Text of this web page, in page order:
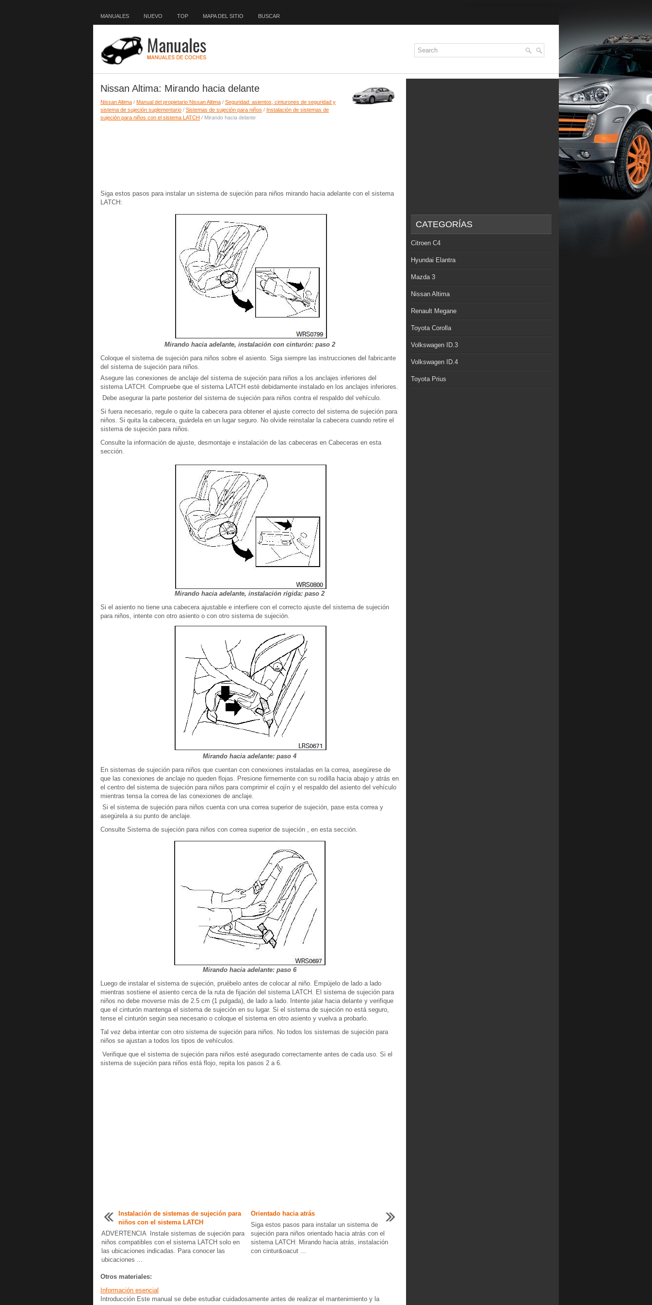
MANUALES NUEVO TOP MAPA DEL SITIO BUSCAR
Nissan Altima: Mirando hacia delante
Nissan Altima / Manual del propietario Nissan Altima / Seguridad: asientos, cinturones de seguridad y
sistema de sujeción suplementario / Sistemas de sujeción para niños / Instalación de sistemas de
sujeción para niños con el sistema LATCH / Mirando hacia delante
Siga estos pasos para instalar un sistema de sujeción para niños mirando hacia adelante con el sistema
LATCH:
Mirando hacia adelante, instalación con cinturón: paso 2
Coloque el sistema de sujeción para niños sobre el asiento. Siga siempre las instrucciones del fabricante
del sistema de sujeción para niños.
Asegure las conexiones de anclaje del sistema de sujeción para niños a los anclajes inferiores del
sistema LATCH. Compruebe que el sistema LATCH esté debidamente instalado en los anclajes inferiores.
Debe asegurar la parte posterior del sistema de sujeción para niños contra el respaldo del vehículo.
Si fuera necesario, regule o quite la cabecera para obtener el ajuste correcto del sistema de sujeción para
niños. Si quita la cabecera, guárdela en un lugar seguro. No olvide reinstalar la cabecera cuando retire el
sistema de sujeción para niños.
Consulte la información de ajuste, desmontaje e instalación de las cabeceras en Cabeceras en esta
sección.
Mirando hacia adelante, instalación rígida: paso 2
Si el asiento no tiene una cabecera ajustable e interfiere con el correcto ajuste del sistema de sujeción
para niños, intente con otro asiento o con otro sistema de sujeción.
Mirando hacia adelante: paso 4
En sistemas de sujeción para niños que cuentan con conexiones instaladas en la correa, asegúrese de
que las conexiones de anclaje no queden flojas. Presione firmemente con su rodilla hacia abajo y atrás en
el centro del sistema de sujeción para niños para comprimir el cojín y el respaldo del asiento del vehículo
mientras tensa la correa de las conexiones de anclaje.
Si el sistema de sujeción para niños cuenta con una correa superior de sujeción, pase esta correa y
asegúrela a su punto de anclaje.
Consulte Sistema de sujeción para niños con correa superior de sujeción , en esta sección.
Mirando hacia adelante: paso 6
Luego de instalar el sistema de sujeción, pruébelo antes de colocar al niño. Empújelo de lado a lado
mientras sostiene el asiento cerca de la ruta de fijación del sistema LATCH. El sistema de sujeción para
niños no debe moverse más de 2.5 cm (1 pulgada), de lado a lado. Intente jalar hacia delante y verifique
que el cinturón mantenga el sistema de sujeción en su lugar. Si el sistema de sujeción no está seguro,
tense el cinturón según sea necesario o coloque el sistema en otro asiento y vuelva a probarlo.
Tal vez deba intentar con otro sistema de sujeción para niños. No todos los sistemas de sujeción para
niños se ajustan a todos los tipos de vehículos.
Verifique que el sistema de sujeción para niños esté asegurado correctamente antes de cada uso. Si el
sistema de sujeción para niños está flojo, repita los pasos 2 a 6.
Instalación de sistemas de sujeción para
niños con el sistema LATCH
ADVERTENCIA Instale sistemas de sujeción para
niños compatibles con el sistema LATCH solo en
las ubicaciones indicadas. Para conocer las
ubicaciones ...
Orientado hacia atrás
Siga estos pasos para instalar un sistema de
sujeción para niños orientado hacia atrás con el
sistema LATCH: Mirando hacia atrás, instalación
con cintur&oacut ...
Otros materiales:
Información esencial
Introducción Este manual se debe estudiar cuidadosamente antes de realizar el mantenimiento y la
CATEGORÍAS
Citroen C4
Hyundai Elantra
Mazda 3
Nissan Altima
Renault Megane
Toyota Corolla
Volkswagen ID.3
Volkswagen ID.4
Toyota Prius